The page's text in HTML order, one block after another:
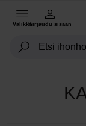
ValikkoKirjaudu sisään